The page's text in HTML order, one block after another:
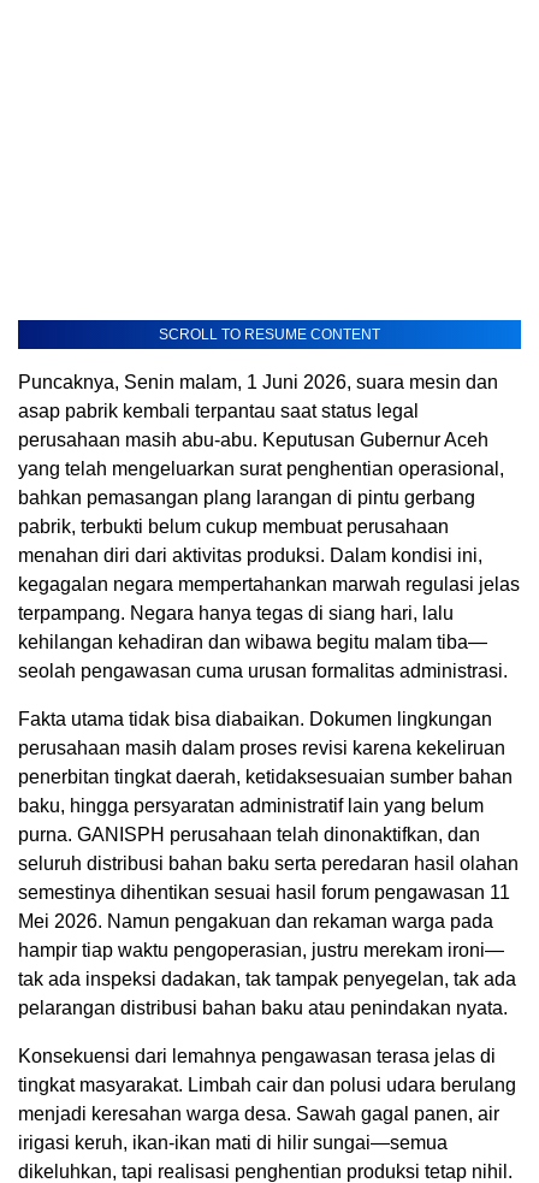
SCROLL TO RESUME CONTENT
Puncaknya, Senin malam, 1 Juni 2026, suara mesin dan
asap pabrik kembali terpantau saat status legal
perusahaan masih abu-abu. Keputusan Gubernur Aceh
yang telah mengeluarkan surat penghentian operasional,
bahkan pemasangan plang larangan di pintu gerbang
pabrik, terbukti belum cukup membuat perusahaan
menahan diri dari aktivitas produksi. Dalam kondisi ini,
kegagalan negara mempertahankan marwah regulasi jelas
terpampang. Negara hanya tegas di siang hari, lalu
kehilangan kehadiran dan wibawa begitu malam tiba—
seolah pengawasan cuma urusan formalitas administrasi.
Fakta utama tidak bisa diabaikan. Dokumen lingkungan
perusahaan masih dalam proses revisi karena kekeliruan
penerbitan tingkat daerah, ketidaksesuaian sumber bahan
baku, hingga persyaratan administratif lain yang belum
purna. GANISPH perusahaan telah dinonaktifkan, dan
seluruh distribusi bahan baku serta peredaran hasil olahan
semestinya dihentikan sesuai hasil forum pengawasan 11
Mei 2026. Namun pengakuan dan rekaman warga pada
hampir tiap waktu pengoperasian, justru merekam ironi—
tak ada inspeksi dadakan, tak tampak penyegelan, tak ada
pelarangan distribusi bahan baku atau penindakan nyata.
Konsekuensi dari lemahnya pengawasan terasa jelas di
tingkat masyarakat. Limbah cair dan polusi udara berulang
menjadi keresahan warga desa. Sawah gagal panen, air
irigasi keruh, ikan-ikan mati di hilir sungai—semua
dikeluhkan, tapi realisasi penghentian produksi tetap nihil.